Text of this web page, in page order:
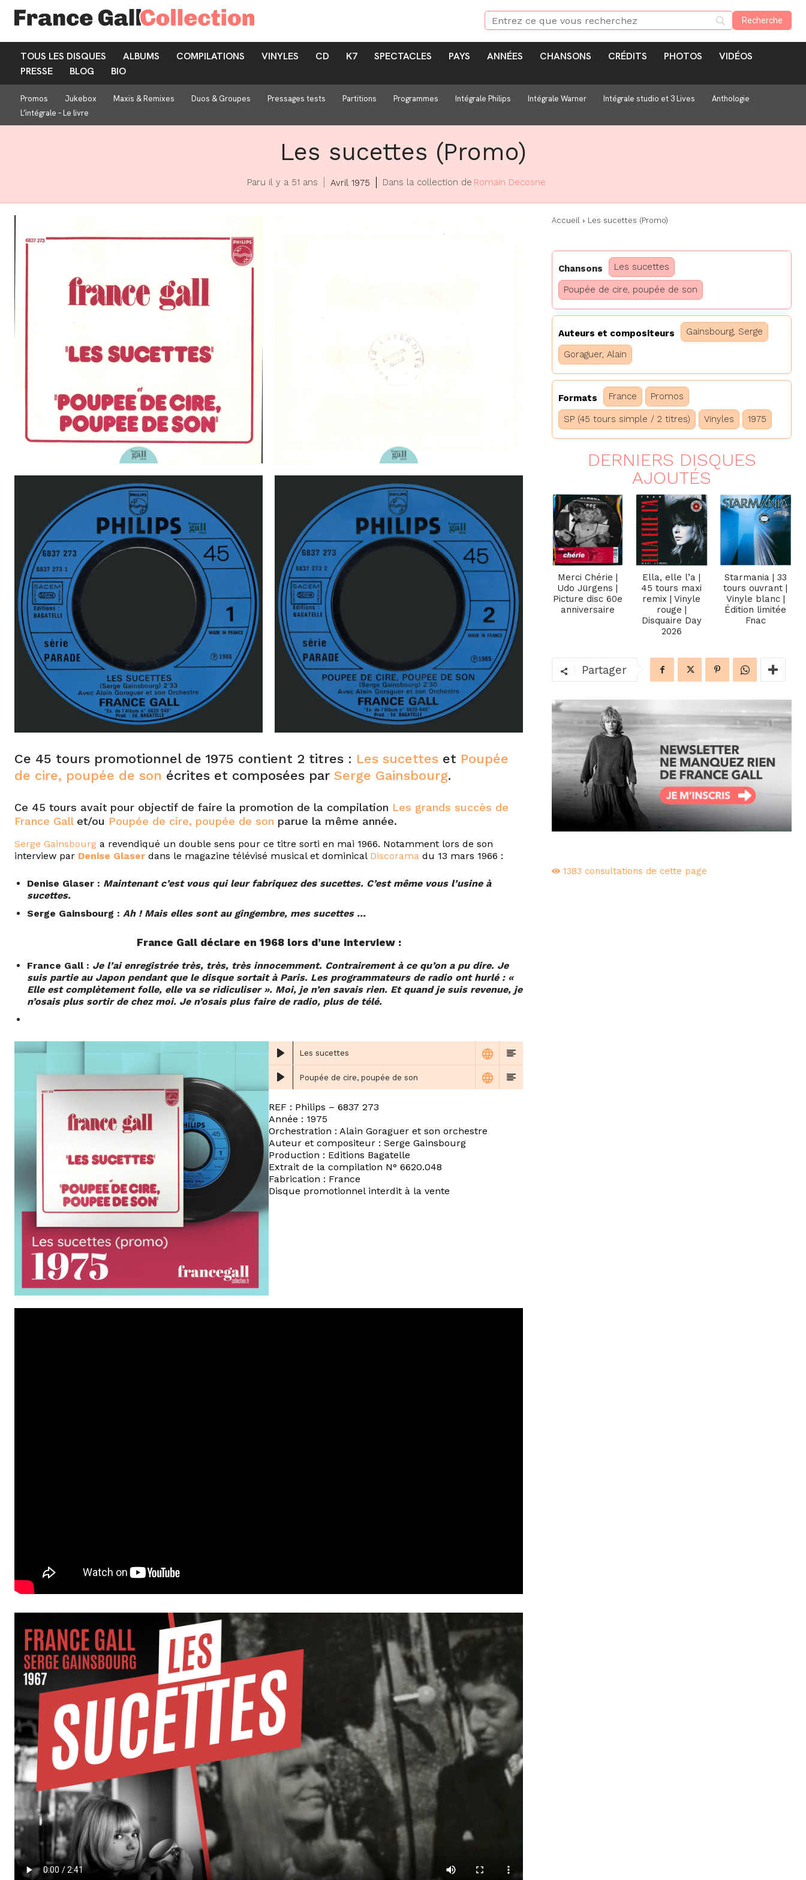
TOUS LES DISQUES ALBUMS COMPILATIONS VINYLES CD K7 SPECTACLES PAYS ANNÉES CHANSONS CRÉDITS PHOTOS
VIDÉOS
PRESSE
BLOG BIO
Promos Jukebox Maxis & Remixes Duos & Groupes Pressages tests Partitions Programmes Intégrale Philips Intégrale Warner Intégrale studio et 3 Lives
Anthologie
L’intégrale – Le livre
Les sucettes (Promo)
Paru il y a 51 ans Avril 1975 Dans la collection de Romain Decosne
Ce 45 tours promotionnel de 1975 contient 2 titres : Les sucettes et Poupée
de cire, poupée de son écrites et composées par Serge Gainsbourg.
Ce 45 tours avait pour objectif de faire la promotion de la compilation Les grands succès de
France Gallet/ou Poupée de cire, poupée de son parue la même année.
Serge Gainsbourg a revendiqué un double sens pour ce titre sorti en mai 1966. Notamment lors de son
interview par Denise Glaser dans le magazine télévisé musical et dominical Discorama du 13 mars 1966 :
Denise Glaser : Maintenant c’est vous qui leur fabriquez des sucettes. C’est même vous l’usine à
sucettes.
Serge Gainsbourg : Ah ! Mais elles sont au gingembre, mes sucettes …
France Gall déclare en 1968 lors d’une interview :
France Gall : Je l’ai enregistrée très, très, très innocemment. Contrairement à ce qu’on a pu dire. Je
suis partie au Japon pendant que le disque sortait à Paris. Les programmateurs de radio ont hurlé : «
Elle est complètement folle, elle va se ridiculiser ». Moi, je n’en savais rien. Et quand je suis revenue, je
n’osais plus sortir de chez moi. Je n’osais plus faire de radio, plus de télé.
Les sucettes
Poupée de cire, poupée de son
REF : Philips ‎– 6837 273
Année : 1975
Orchestration : Alain Goraguer et son orchestre
Auteur et compositeur : Serge Gainsbourg
Production : Editions Bagatelle
Extrait de la compilation N° 6620.048
Fabrication : France
Disque promotionnel interdit à la vente
Accueil Les sucettes (Promo)
Chansons Les sucettes
Poupée de cire, poupée de son
Auteurs et compositeurs Gainsbourg, Serge
Goraguer, Alain
Formats France Promos
SP (45 tours simple / 2 titres) Vinyles 1975
DERNIERS DISQUES
AJOUTÉS
Merci Chérie |
Udo Jürgens |
Picture disc 60e
anniversaire
Ella, elle l’a |
45 tours maxi
remix | Vinyle
rouge |
Disquaire Day
2026
Starmania | 33
tours ouvrant |
Vinyle blanc |
Édition limitée
Fnac
Partager
1383 consultations de cette page